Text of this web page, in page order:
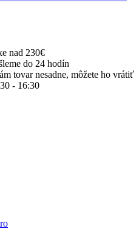
nad 230€
do 24 hodín
tovar nesadne, môžete ho vrátiť
- 16:30